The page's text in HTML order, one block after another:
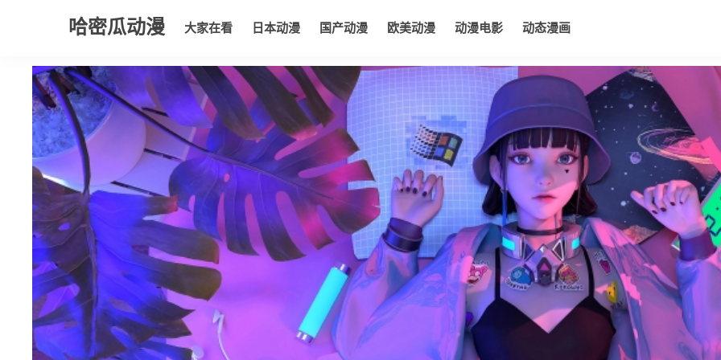
哈密瓜动漫 大家在看 日本动漫 国产动漫 欧美动漫 动漫电影 动态漫画
大家在看 日本动漫 国产动漫 欧美动漫 动漫电影 动态漫画